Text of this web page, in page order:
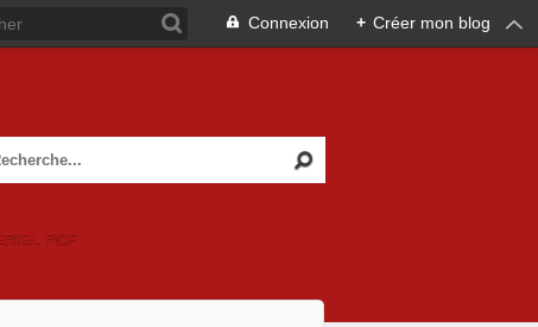
Connexion + Créer mon blog
PCF